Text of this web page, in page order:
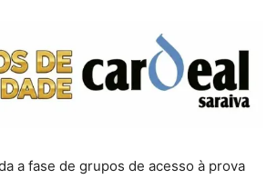
a fase de grupos de acesso à prova